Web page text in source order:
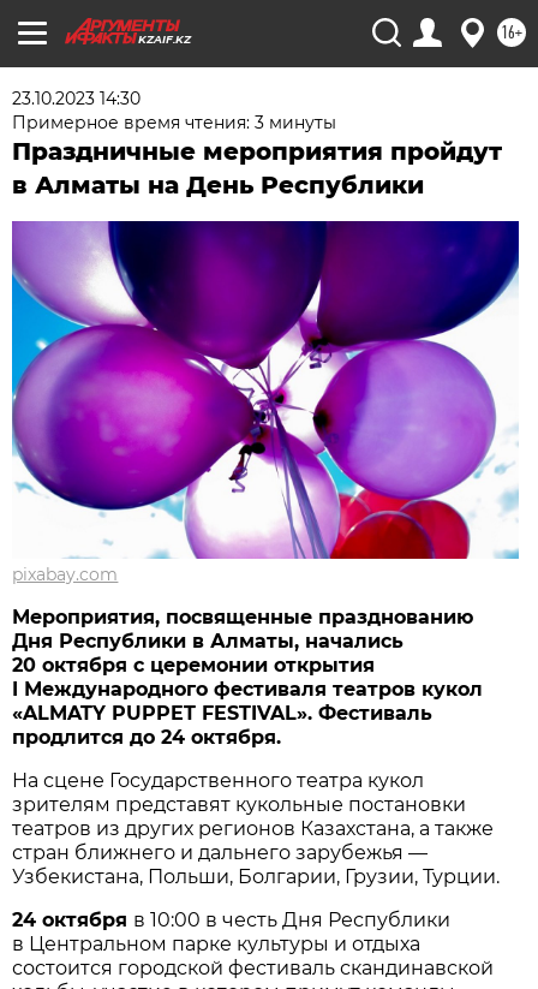
KZAIF.KZ 16+
23.10.2023 14:30
Примерное время чтения: 3 минуты
Праздничные мероприятия пройдут
в Алматы на День Республики
pixabay.com
Мероприятия, посвященные празднованию
Дня Республики в Алматы, начались
20 октября с церемонии открытия
I Международного фестиваля театров кукол
«ALMATY PUPPET FESTIVAL». Фестиваль
продлится до 24 октября.
На сцене Государственного театра кукол
зрителям представят кукольные постановки
театров из других регионов Казахстана, а также
стран ближнего и дальнего зарубежья —
Узбекистана, Польши, Болгарии, Грузии, Турции.
24 октября в 10:00 в честь Дня Республики
в Центральном парке культуры и отдыха
состоится городской фестиваль скандинавской